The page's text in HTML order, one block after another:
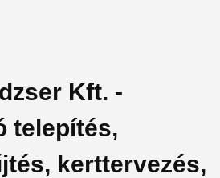
Kft. -
telepítés,
kerttervezés,